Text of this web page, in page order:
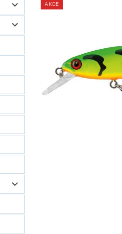
AKCE